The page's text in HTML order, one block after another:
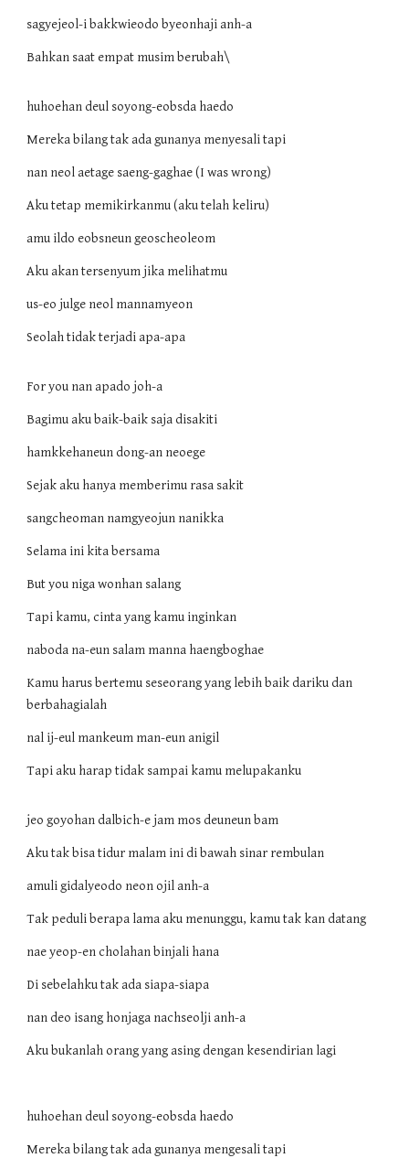
sagyejeol-i bakkwieodo byeonhaji anh-a
Bahkan saat empat musim berubah\
huhoehan deul soyong-eobsda haedo
Mereka bilang tak ada gunanya menyesali tapi
nan neol aetage saeng-gaghae (I was wrong)
Aku tetap memikirkanmu (aku telah keliru)
amu ildo eobsneun geoscheoleom
Aku akan tersenyum jika melihatmu
us-eo julge neol mannamyeon
Seolah tidak terjadi apa-apa
For you nan apado joh-a
Bagimu aku baik-baik saja disakiti
hamkkehaneun dong-an neoege
Sejak aku hanya memberimu rasa sakit
sangcheoman namgyeojun nanikka
Selama ini kita bersama
But you niga wonhan salang
Tapi kamu, cinta yang kamu inginkan
naboda na-eun salam manna haengboghae
Kamu harus bertemu seseorang yang lebih baik dariku dan
berbahagialah
nal ij-eul mankeum man-eun anigil
Tapi aku harap tidak sampai kamu melupakanku
jeo goyohan dalbich-e jam mos deuneun bam
Aku tak bisa tidur malam ini di bawah sinar rembulan
amuli gidalyeodo neon ojil anh-a
Tak peduli berapa lama aku menunggu, kamu tak kan datang
nae yeop-en cholahan binjali hana
Di sebelahku tak ada siapa-siapa
nan deo isang honjaga nachseolji anh-a
Aku bukanlah orang yang asing dengan kesendirian lagi
huhoehan deul soyong-eobsda haedo
Mereka bilang tak ada gunanya mengesali tapi